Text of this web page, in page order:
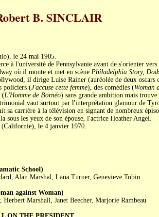
B. SINCLAIR
le 24 mai 1905.
à l'université de Pennsylvanie avant de s'orienter
où il monte et met en scène Philadelphia Story,
il dirige Luise Rainer (auréolée de deux oscars
policiers (J'accuse cette femme), des comédies (Woman
(L'Homme de Bornéo) sans grande ambition mais trouve
vaut surtout par l'interprétation glamour de
carrière à la télévision en signant de nombreux
sous les yeux de son épouse, l'actrice Heather Angel.
(Californie), le 4 janvier 1970.
School)
Alan Marshal, Lana Turner, Genevieve Tobin
against Woman)
Marshall, Janet Beecher, Marjorie Rambeau